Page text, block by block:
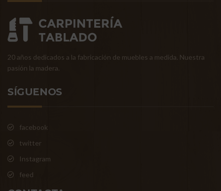
20 años dedicados a la fabricación de muebles a medida. Nuestra
pasión la madera.
SÍGUENOS
facebook
twitter
Instagram
feed